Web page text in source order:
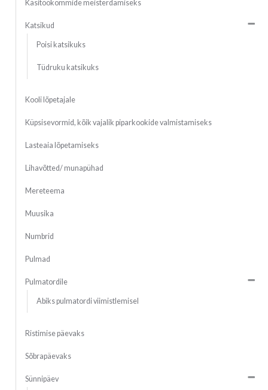
Käsitöökommide meisterdamiseks
Katsikud
Poisi katsikuks
Tüdruku katsikuks
Kooli lõpetajale
Küpsisevormid, kõik vajalik piparkookide valmistamiseks
Lasteaia lõpetamiseks
Lihavõtted/ munapühad
Mereteema
Muusika
Numbrid
Pulmad
Pulmatordile
Abiks pulmatordi viimistlemisel
Ristimise päevaks
Sõbrapäevaks
Sünnipäev